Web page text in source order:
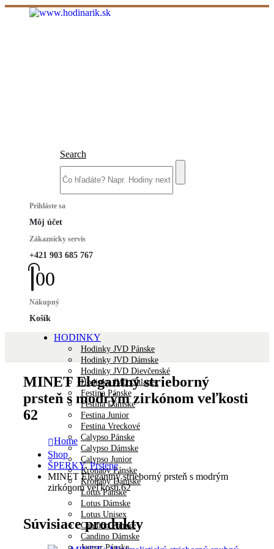
Search
Prihláste sa
Môj účet
Zákaznícky servis
+421 903 685 767
00
Nákupný
Košík
HODINKY
Hodinky JVD Pánske
Hodinky JVD Dámske
Hodinky JVD Dievčenské
Hodinky JVD Chlapec
Festina Pánske
Festina Dámske
Festina Junior
Festina Vreckové
Calypso Pánske
Calypso Dámske
Calypso Junior
Kronaby Pánske
Kronaby Dámske
Lotus Pánske
Lotus Dámske
Lotus Unisex
Candino Pánske
Candino Dámske
Jaguar Pánske
MINET Elegantný strieborný
prsteň s modrým zirkónom veľkosti
62
Home
Shop
ŠPERKY,Prstene
MINET Elegantný strieborný prsteň s modrým
zirkónom veľkosti 62
Súvisiace produkty